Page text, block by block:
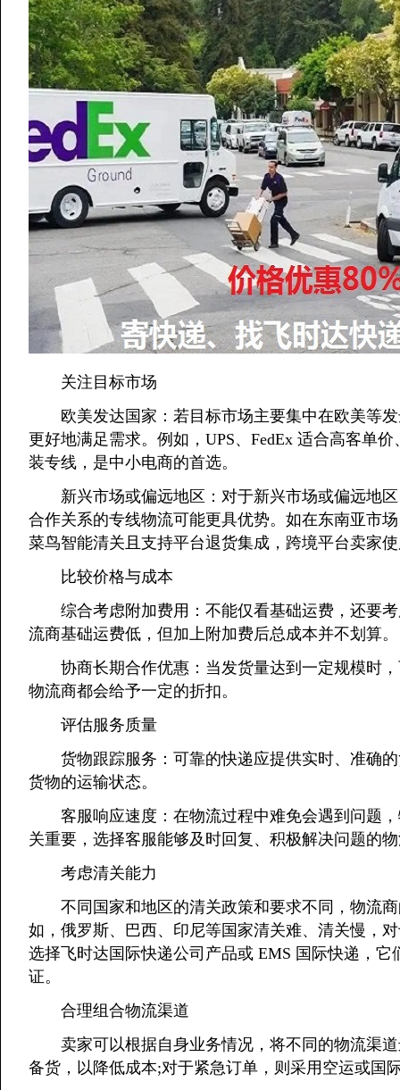
关注目标市场
欧美发达国家：若目标市场主要集中在欧美等发
更好地满足需求。例如，UPS、FedEx 适合高客单
装专线，是中小电商的首选。
新兴市场或偏远地区：对于新兴市场或偏远地区
合作关系的专线物流可能更具优势。如在东南亚市
菜鸟智能清关且支持平台退货集成，跨境平台卖家
比较价格与成本
综合考虑附加费用：不能仅看基础运费，还要考
流商基础运费低，但加上附加费后总成本并不划算。
协商长期合作优惠：当发货量达到一定规模时，
物流商都会给予一定的折扣。
评估服务质量
货物跟踪服务：可靠的快递应提供实时、准确的
货物的运输状态。
客服响应速度：在物流过程中难免会遇到问题，
关重要，选择客服能够及时回复、积极解决问题的
考虑清关能力
不同国家和地区的清关政策和要求不同，物流商
如，俄罗斯、巴西、印尼等国家清关难、清关慢，
选择飞时达国际快递公司产品或 EMS 国际快递，
证。
合理组合物流渠道
卖家可以根据自身业务情况，将不同的物流渠道
备货，以降低成本;对于紧急订单，则采用空运或国